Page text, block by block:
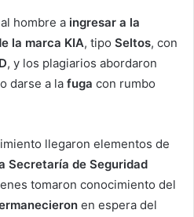
hombre a ingresar a la
la marca KIA, tipo Seltos, con
, y los plagiarios abordaron
darse a la fuga con rumbo
llegaron elementos de
Secretaría de Seguridad
tomaron conocimiento del
en espera del